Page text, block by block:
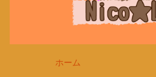
ホーム